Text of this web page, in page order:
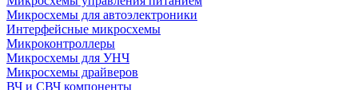
Микросхемы для автоэлектроники
Интерфейсные микросхемы
Микроконтроллеры
Микросхемы для УНЧ
Микросхемы драйверов
ВЧ и СВЧ компоненты